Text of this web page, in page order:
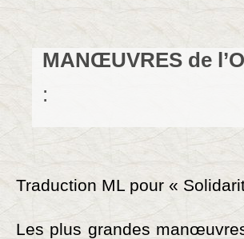
:
Traduction ML pour «
Les plus grandes